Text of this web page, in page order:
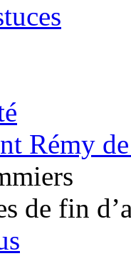
Rémy
de fin